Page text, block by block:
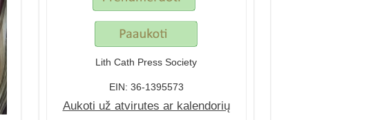
Lith Cath Press Society
EIN: 36-1395573
Aukoti už atvirutes ar kalendorių